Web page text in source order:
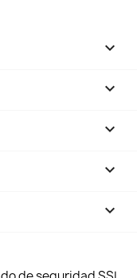



keyboard_arrow_down
